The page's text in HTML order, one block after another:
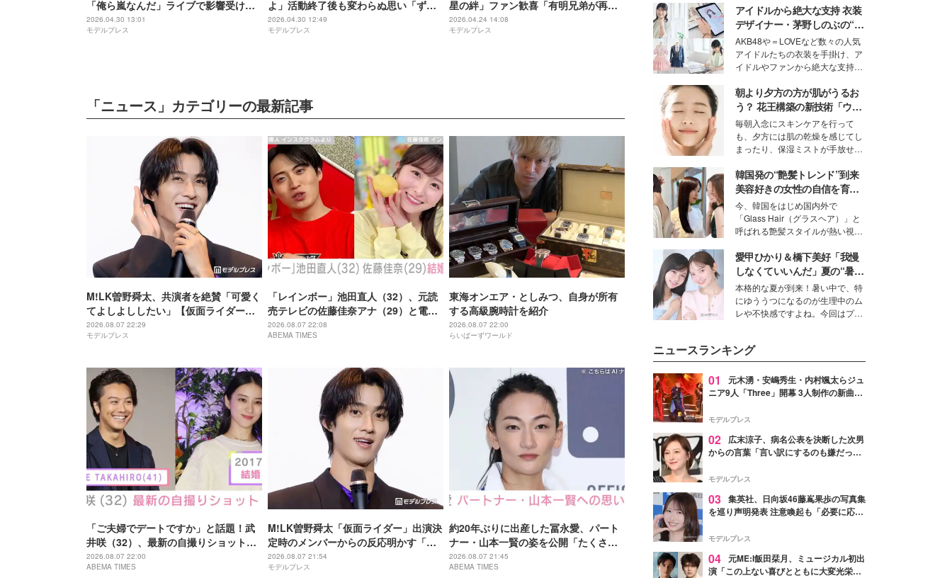
「俺ら嵐なんだ」ライブで影響受けた
ことも明かす
2026.04.30 13:01
モデルプレス
よ」活動終了後も変わらぬ思い「ずっ
と嵐は付いてくる」
2026.04.30 12:49
モデルプレス
星の絆」ファン歓喜「有明兄弟が再
会」「夢みたいな世界線で泣く」
2026.04.24 14:08
モデルプレス
「ニュース」カテゴリーの最新記事
M!LK曽野舜太、共演者を絶賛「可愛く
てよしよししたい」【仮面ライダーゼ
ッツ さよならのミッション】
2026.08.07 22:29
モデルプレス
「レインボー」池田直人（32）、元読
売テレビの佐藤佳奈アナ（29）と電撃
結婚「ジャンボより先とは」「かなり
びっくり！」など驚きの声
2026.08.07 22:08
ABEMA TIMES
東海オンエア・としみつ、自身が所有
する高級腕時計を紹介
2026.08.07 22:00
らいばーずワールド
「ご夫婦でデートですか」と話題！武
井咲（32）、最新の自撮りショット公
開
2026.08.07 22:00
ABEMA TIMES
M!LK曽野舜太「仮面ライダー」出演決
定時のメンバーからの反応明かす「楽
屋で台本を開いていたら…」【仮面ラ
イダーゼッツ さよならのミッション】
2026.08.07 21:54
モデルプレス
約20年ぶりに出産した冨永愛、パート
ナー・山本一賢の姿を公開「たくさん
背負ってくれてる」感謝の思いをつづ
る
2026.08.07 21:45
ABEMA TIMES
ニオン好き”という共通点を持つモ
デルの宮城舞と島村雄大の特別対
談をお届け！それぞれの視点か
ら、今作ならではの魅力や予想外
の感動をもたらす奥深いストーリ
ーについて熱く語り合ってもらっ
た。
アイドルから絶大な支持 衣装
デザイナー・茅野しのぶの“可
愛い”を作る美学＜「シチズン
クロスシー」インタビュー＞
AKB48や＝LOVEなど数々の人気
アイドルたちの衣装を手掛け、ア
イドルやファンから絶大な支持を
取締役兼クリエイティブディレク
ター・茅野しのぶ。一人ひとりの
個性に寄り添い、魅力を引き出す
衣装作りは、多くの女性たちに勇
気と自信を与え続けている。
朝より夕方の方が肌がうるお
う？ 花王構築の新技術「ウォ
ーターキャプチャリングスキ
ン（捕水肌）」がスキンケア
の常識を変える予感
毎朝入念にスキンケアを行って
も、夕方には肌の乾燥を感じてし
まったり、保湿ミストが手放せな
な美容の常識を大きく変える可能
性を秘めた、革新的な「Water
Capturing Skin（ウォーターキャ
プチャリングスキン：捕水肌）」
技術を、花王が構築した。
韓国発の“艶髪トレンド”到来
美容好きの女性の自信を育む
「ヘアケア事情」って？
今、韓国をはじめ国内外で
「Glass Hair（グラスヘア）」と
呼ばれる艶髪スタイルが熱い視線
ションの完成度を高めるベースと
して、“髪そのものの美しさ”に改
めて注目する人が増えている様
子。今回は、そんな憧れの艶やか
な髪を日常で叶える、美容好きの
女性たちのヘアケア事情を紹介し
愛甲ひかり＆橋下美好「我慢
しなくていいんだ」夏の“暑さ
対策”の新しい選択肢とは？
本格的な夏が到来！暑い中で、特
にゆううつになるのが生理中のム
レや不快感ですよね。今回はプラ
好さんを迎えて本音で女子会トー
ク。猛暑のお出かけを快適に過ご
すヒントや、2人が感動した夏の
生理の新常識にも迫りました。
ニュースランキング
01
元木湧・安嶋秀生・内村颯太らジュ
ニア9人「Three」開幕 3人制作の新曲＆
進んで夢を掴みたい」【ゲネプロレポ】
モデルプレス
02
広末涼子、病名公表を決断した次男
からの言葉「言い訳にするのも嫌だっ
モデルプレス
03 集英社、日向坂46藤嶌果歩の写真集
を巡り声明発表 注意喚起も「必要に応じ
モデルプレス
04 元ME:I飯田栞月、ミュージカル初出
演「この上ない喜びとともに大変光栄」